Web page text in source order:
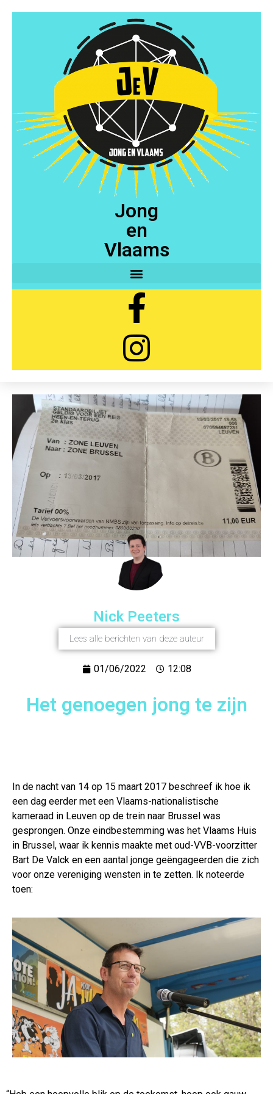
Jong
en
Vlaams
Nick Peeters
Lees alle berichten van deze auteur
01/06/2022 12:08
Het genoegen jong te zijn
In de nacht van 14 op 15 maart 2017 beschreef ik hoe ik
een dag eerder met een Vlaams-nationalistische
kameraad in Leuven op de trein naar Brussel was
gesprongen. Onze eindbestemming was het Vlaams Huis
in Brussel, waar ik kennis maakte met oud-VVB-voorzitter
Bart De Valck en een aantal jonge geëngageerden die zich
voor onze vereniging wensten in te zetten. Ik noteerde
toen: